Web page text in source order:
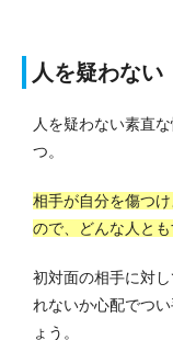
人を疑わない
人を疑わない素直
つ。
相手が自分を傷つ
ので、どんな人と
初対面の相手に対
れないか心配でつ
ょう。